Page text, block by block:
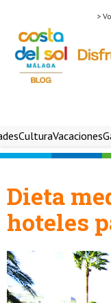
>
CulturaVacaciones
Dieta
hoteles